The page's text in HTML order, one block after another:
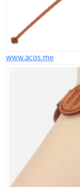
www.acos.me